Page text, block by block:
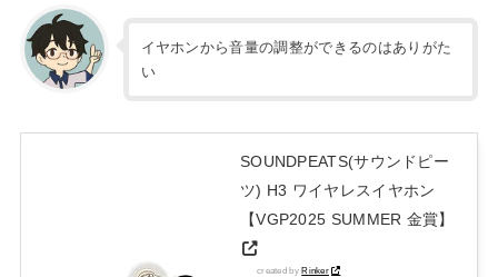
イヤホンから音量の調整ができるのはありがた
い
SOUNDPEATS(サウンドピー
ツ) H3 ワイヤレスイヤホン
【VGP2025 SUMMER 金賞】
created byRinker